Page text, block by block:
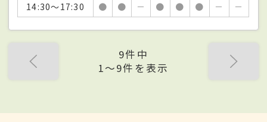
14:30～17:30
● ● － ● ● ● － －
9件中
1〜9件を表示